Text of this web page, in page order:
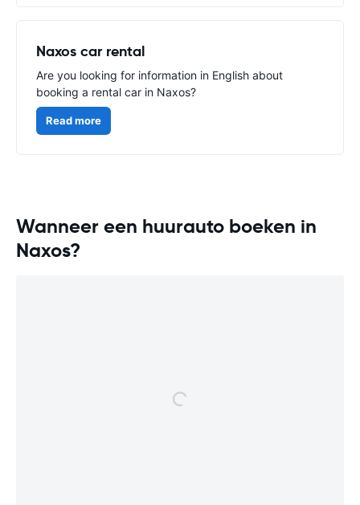
Naxos car rental
Are you looking for information in English about
booking a rental car in Naxos?
Read more
Wanneer een huurauto boeken in
Naxos?